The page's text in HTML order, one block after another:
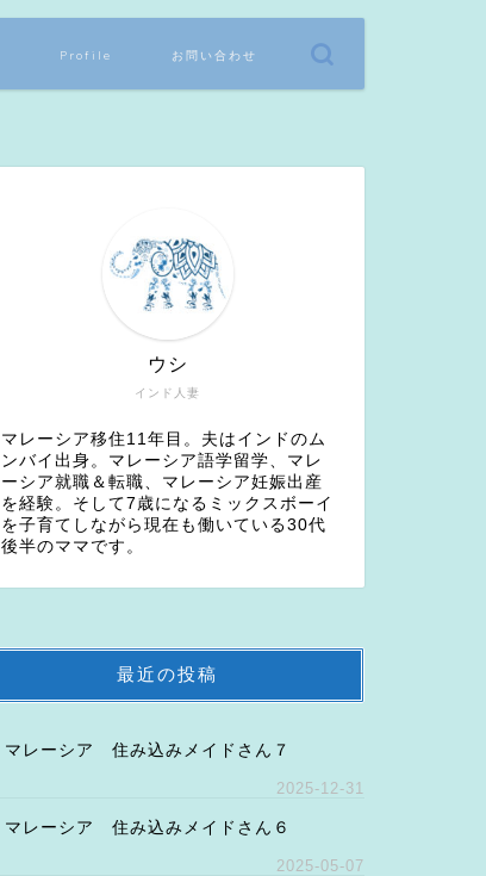
Profile お問い合わせ
インド人妻
ウシ
マレーシア移住11年目。夫はインドのム
ンバイ出身。マレーシア語学留学、マレ
ーシア就職＆転職、マレーシア妊娠出産
を経験。そして7歳になるミックスボーイ
を子育てしながら現在も働いている30代
後半のママです。
最近の投稿
マレーシア 住み込みメイドさん７
2025-12-31
マレーシア 住み込みメイドさん６
2025-05-07